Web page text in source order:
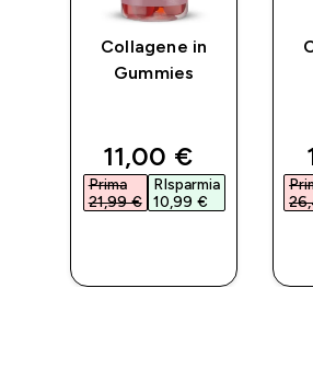
price
Collagene in
Gummies
discounted price
11,00 €‎
Prima
21,99 €‎
RIsparmia
10,99 €‎